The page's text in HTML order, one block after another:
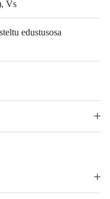
Vs
edustusosa